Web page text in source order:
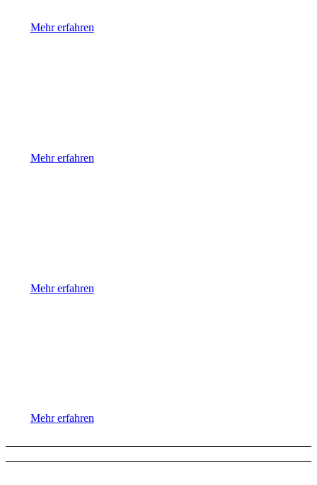
Mehr erfahren
Mehr erfahren
Mehr erfahren
Mehr erfahren